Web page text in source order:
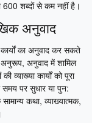
600 शब्दों से कम नहीं है।
अनुवाद
का अनुवाद कर सकते
अनुरूप, अनुवाद में शामिल
व्याख्या कार्यों को पूरा
पर सुधार या पुन:
कथा, व्याख्यात्मक,